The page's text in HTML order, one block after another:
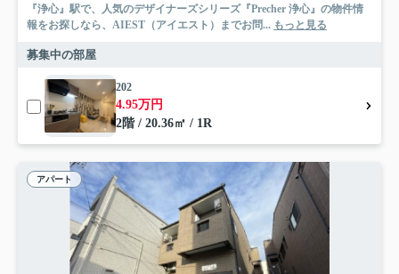
『浄心』駅で、人気のデザイナーズシリーズ『Precher 浄心』の物件情
報をお探しなら、AIEST（アイエスト）までお問... もっと見る
募集中の部屋
202
4.95万円
2階 / 20.36㎡ / 1R
アパート